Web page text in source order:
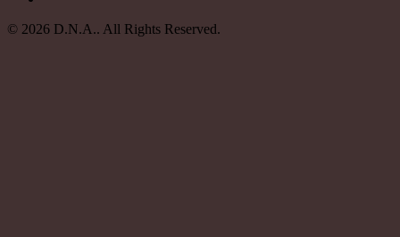
© 2026 D.N.A.. All Rights Reserved.